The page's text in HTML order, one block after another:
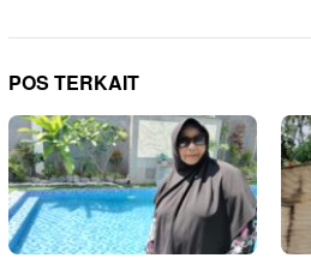
POS TERKAIT